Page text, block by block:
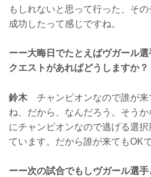
もしれないと思って行った、そ
成功したって感じですね。
ーー大晦日でたとえばヴガール
クエストがあればどうしますか？
鈴木 チャンピオンなので誰が来
ね、だから、なんだろう。そう
にチャンピオンなので逃げる選
ています。だから誰が来てもOKで
ーー次の試合でもしヴガール選